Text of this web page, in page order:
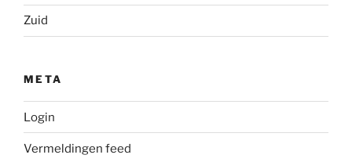
Zuid
META
Login
Vermeldingen feed